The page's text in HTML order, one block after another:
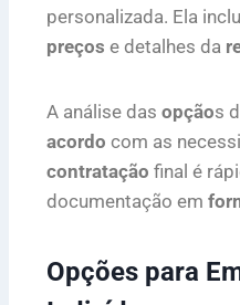
personalizada. Ela
preços e detalhes da
A análise das opçãos
acordo com as
contratação final é
documentação em
Opções para